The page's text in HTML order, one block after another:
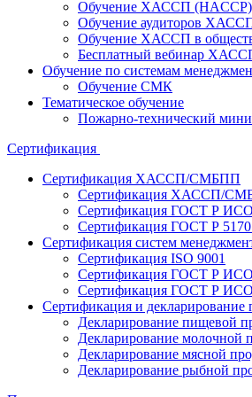
Обучение ХАССП (HACCP)
Обучение аудиторов
Обучение ХАССП в
Бесплатный вебинар
Обучение по системам
Обучение СМК
Тематическое обучение
Пожарно-технический
Сертификация
Сертификация ХАССП/СМБПП
Сертификация ХАССП/
Сертификация ГОСТ Р ИСО
Сертификация ГОСТ Р
Сертификация систем
Сертификация ISO 9001
Сертификация ГОСТ Р ИСО
Сертификация ГОСТ Р ИСО
Сертификация и декларирование
Декларирование пищевой
Декларирование молочной
Декларирование мясной
Декларирование рыбной